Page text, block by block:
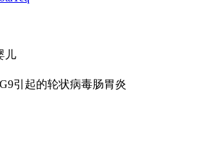
儿
引起的轮状病毒肠胃炎